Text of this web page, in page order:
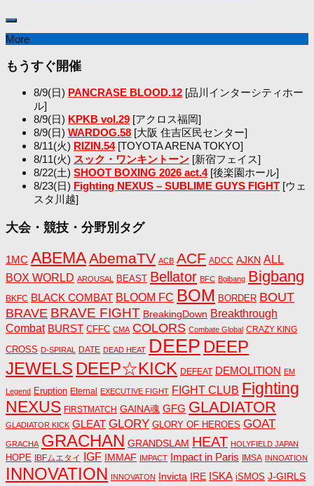
More
もうすぐ開催
8/9(日) PANCRASE BLOOD.12 [品川インターシティホー
ル]
8/9(日) KPKB vol.29 [アクロス福岡]
8/9(日) WARDOG.58 [大阪 住吉区民センター]
8/11(火) RIZIN.54[TOYOTA ARENA TOKYO]
8/11(火) スック・ワンキントーン [新宿フェイス]
8/22(土) SHOOT BOXING 2026 act.4[後楽園ホール]
8/23(日) Fighting NEXUS – SUBLIME GUYS FIGHT [ウェ
スタ川越]
大会・競技・分野別タグ
1MC ABEMA AbemaTV ACB ACF ADCC AJKN ALL
BOX WORLD AROUSAL BEAST Bellator BFC Bgibang Bigbang
BKFC BLACK COMBAT BLOOM FC BOM BORDER BOUT
BRAVE BRAVE FIGHT BreakingDown Breakthrough
Combat BURST CFFC CMA COLORS Combate Global CRAZY KING
CROSS D-SPIRAL DATE DEAD HEAT DEEP DEEP
JEWELS DEEP☆KICK DEFEAT DEMOLITION EM
Legend Eruption Eternal EXECUTIVE FIGHT FIGHT CLUB Fighting
NEXUS FIRSTMATCH GAINA魂 GFG GLADIATOR
GLADIATOR KICK GLEAT GLORY GLORY OF HEROES GOAT
GRACHA GRACHAN GRANDSLAM HEAT HOLYFIELD JAPAN
HOPE IBFムエタイ IGF IMMAF IMPACT Impact in Paris IMSA INNOATION
INNOVATION INNOVATON Invicta IRE ISKA iSMOS J-GIRLS